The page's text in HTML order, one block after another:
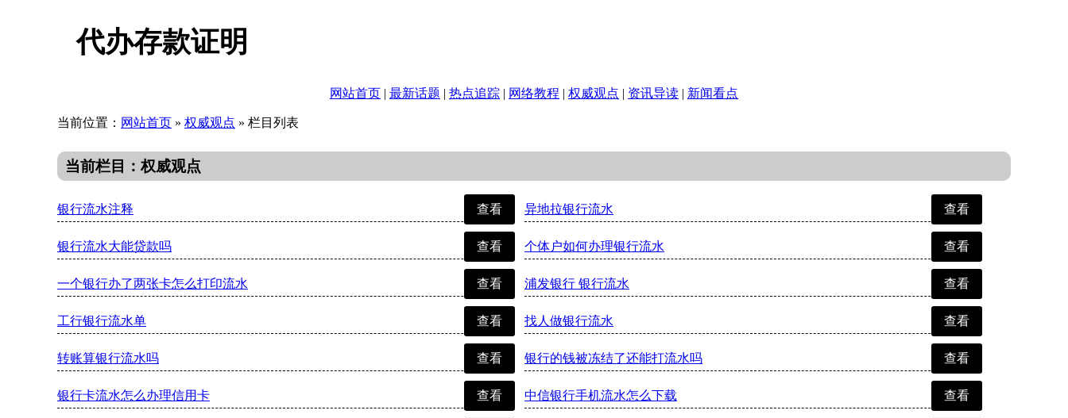
代办存款证明
网站首页 | 最新话题 | 热点追踪 | 网络教程 | 权威观点 | 资讯导读 | 新闻看点
当前位置： 网站首页 » 权威观点 » 栏目列表
当前栏目：权威观点
银行流水注释 查看 异地拉银行流水 查看
银行流水大能贷款吗 查看 个体户如何办理银行流水 查看
一个银行办了两张卡怎么打印流水 查看 浦发银行 银行流水 查看
工行银行流水单 查看 找人做银行流水 查看
转账算银行流水吗 查看 银行的钱被冻结了还能打流水吗 查看
银行卡流水怎么办理信用卡 查看 中信银行手机流水怎么下载 查看